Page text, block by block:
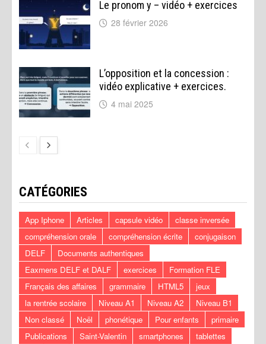
Le pronom y – vidéo + exercices
28 février 2026
L’opposition et la concession :
vidéo explicative + exercices.
4 mai 2025
CATÉGORIES
App Iphone Articles capsule vidéo
classe inversée
compréhension orale
compréhension écrite
conjugaison
DELF
Documents authentiques
Eaxmens DELF et DALF
exercices
Formation FLE
Français des affaires
grammaire HTML5
jeux
la rentrée scolaire
Niveau A1 Niveau A2
Niveau B1
Non classé
Noël phonétique Pour enfants
primaire
Publications
Saint-Valentin smartphones
tablettes